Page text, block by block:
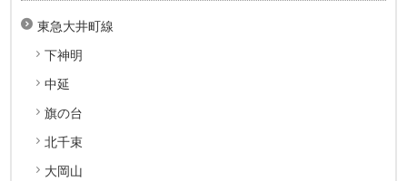
東急大井町線
下神明
中延
旗の台
北千束
大岡山